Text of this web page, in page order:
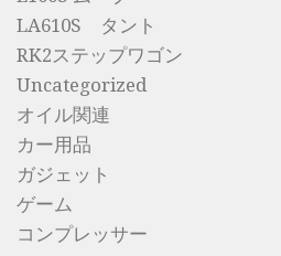
LA610S タント
RK2ステップワゴン
Uncategorized
オイル関連
カー用品
ガジェット
ゲーム
コンプレッサー